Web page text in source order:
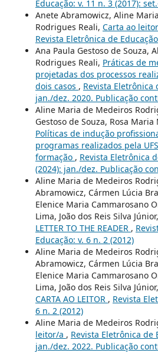
Educação: v. 11 n. 3 (2017):
Anete Abramowicz, Aline
Rodrigues Reali, Carta ao
Revista Eletrônica de
Ana Paula Gestoso de Souza,
Rodrigues Reali, Práticas de
projetadas dos processos
dois casos , Revista Eletrônica
jan./dez. 2020. Publicação
Aline Maria de Medeiros
Gestoso de Souza, Rosa
Políticas de indução
programas realizados pela
formação , Revista Eletrônica
(2024): jan./dez. Publicação
Aline Maria de Medeiros
Abramowicz, Cármen Lúcia
Elenice Maria Cammarosano
Lima, João dos Reis Silva
LETTER TO THE READER ,
Educação: v. 6 n. 2 (2012)
Aline Maria de Medeiros
Abramowicz, Cármen Lúcia
Elenice Maria Cammarosano
Lima, João dos Reis Silva
CARTA AO LEITOR , Revista
6 n. 2 (2012)
Aline Maria de Medeiros
leitor/a , Revista Eletrônica de
jan./dez. 2022. Publicação